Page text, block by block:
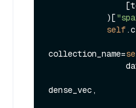
            )[
self
collection_name=
dense_vec,